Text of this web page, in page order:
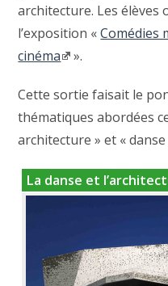
architecture. Les
l’exposition «Comédies
cinéma
».
Cette sortie faisait le
thématiques abordées
architecture » et «
La danse et